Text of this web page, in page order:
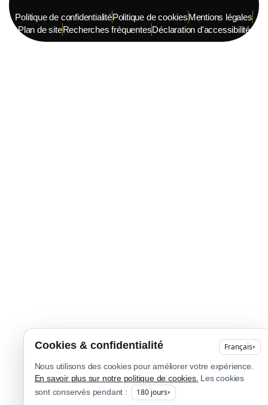
Politique de confidentialitéPolitique de cookiesMentions légales
Plan de siteRecherches fréquentesDéclaration d'accessibilité
Cookies & confidentialité Français▾
Nous utilisons des cookies pour améliorer votre expérience.
En savoir plus sur notre politique de cookies. Les cookies
sont conservés pendant :
180 jours▾